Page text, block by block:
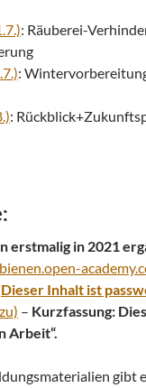
: Räuberei-
:
:
erstmalig in 2021
Dieser Inhalt ist
– Kurzfassung:
Arbeit“.
gibt